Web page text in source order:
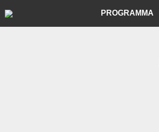
to
PROGRAMMA